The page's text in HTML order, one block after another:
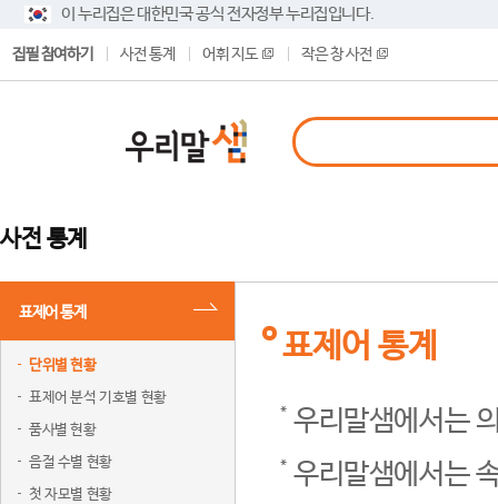
이 누리집은 대한민국 공식 전자정부 누리집입니다.
집필 참여하기 사전 통계 어휘 지도 작은 창 사전
사전 통계
표제어 통계
단위별 현황
표제어 분석 기호별 현황
품사별 현황
음절 수별 현황
첫 자모별 현황
표제어 통계
우리말샘에서는
우리말샘에서는